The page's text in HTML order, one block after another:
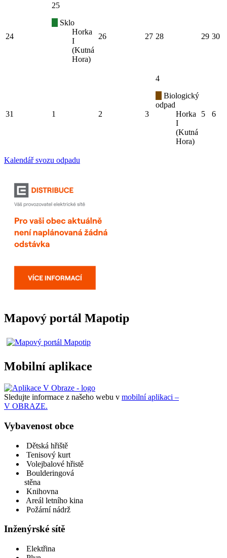
24
25
Sklo
Horka
I
(Kutná
Hora)
26 27 28 29 30
31 1 2 3
4
Biologický
odpad
Horka
I
(Kutná
Hora)
5 6
Kalendář svozu odpadu
Mapový portál Mapotip
Mobilní aplikace
Sledujte informace z našeho webu v mobilní aplikaci –
V OBRAZE.
Vybavenost obce
Dětská hřiště
Tenisový kurt
Volejbalové hřistě
Boulderingová
stěna
Knihovna
Areál letního kina
Požární nádrž
Inženýrské sítě
Elektřina